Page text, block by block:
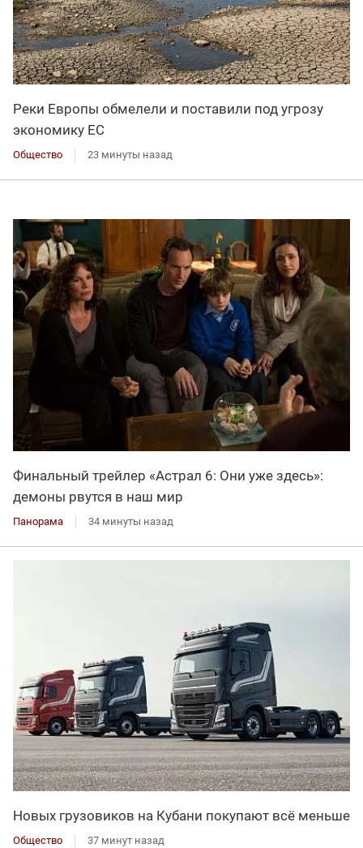
Реки Европы обмелели и поставили под угрозу
экономику ЕС
Общество 23 минуты назад
Финальный трейлер «Астрал 6: Они уже здесь»:
демоны рвутся в наш мир
Панорама 34 минуты назад
Новых грузовиков на Кубани покупают всё меньше
Общество 37 минут назад